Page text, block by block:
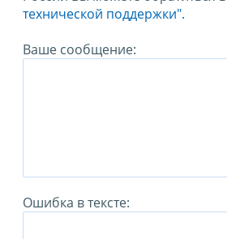
технической поддержки".
Ваше сообщение:
Ошибка в тексте: